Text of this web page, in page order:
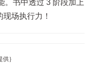
。书中透过 3 阶段加上
场执行力！
｝